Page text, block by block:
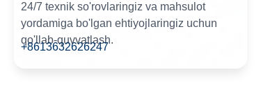
24/7 texnik so'rovlaringiz va mahsulot
yordamiga bo'lgan ehtiyojlaringiz uchun
qo'llab-quvvatlash.
+8613632626247